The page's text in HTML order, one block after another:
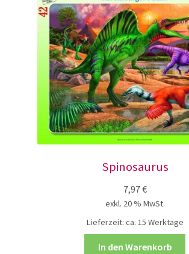
Spinosaurus
7,97€
exkl. 20 % MwSt.
Lieferzeit: ca. 15 Werktage
In den Warenkorb